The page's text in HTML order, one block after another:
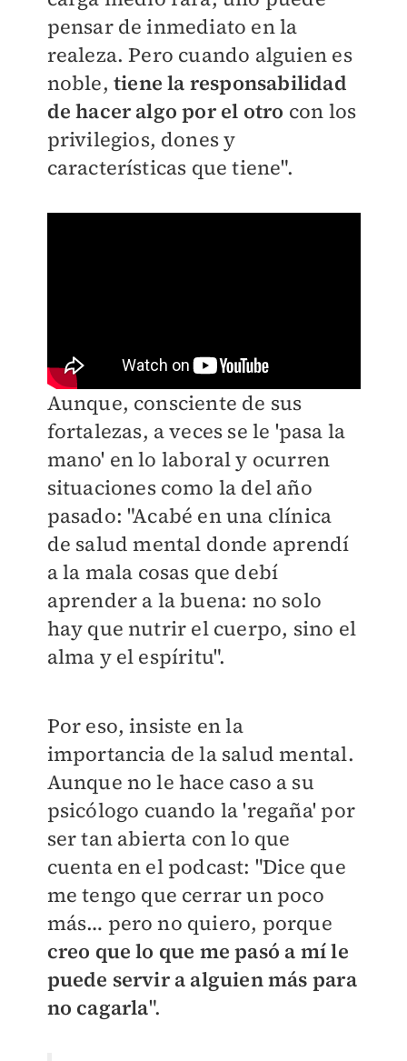
pensar de inmediato en la
realeza. Pero cuando alguien es
noble, tiene la responsabilidad
de hacer algo por el otro con los
privilegios, dones y
características que tiene".
Aunque, consciente de sus
fortalezas, a veces se le 'pasa la
mano' en lo laboral y ocurren
situaciones como la del año
pasado: "Acabé en una clínica
de salud mental donde aprendí
a la mala cosas que debí
aprender a la buena: no solo
hay que nutrir el cuerpo, sino el
alma y el espíritu".
Por eso, insiste en la
importancia de la salud mental.
Aunque no le hace caso a su
psicólogo cuando la 'regaña' por
ser tan abierta con lo que
cuenta en el podcast: "Dice que
me tengo que cerrar un poco
más… pero no quiero, porque
creo que lo que me pasó a mí le
puede servir a alguien más para
no cagarla".